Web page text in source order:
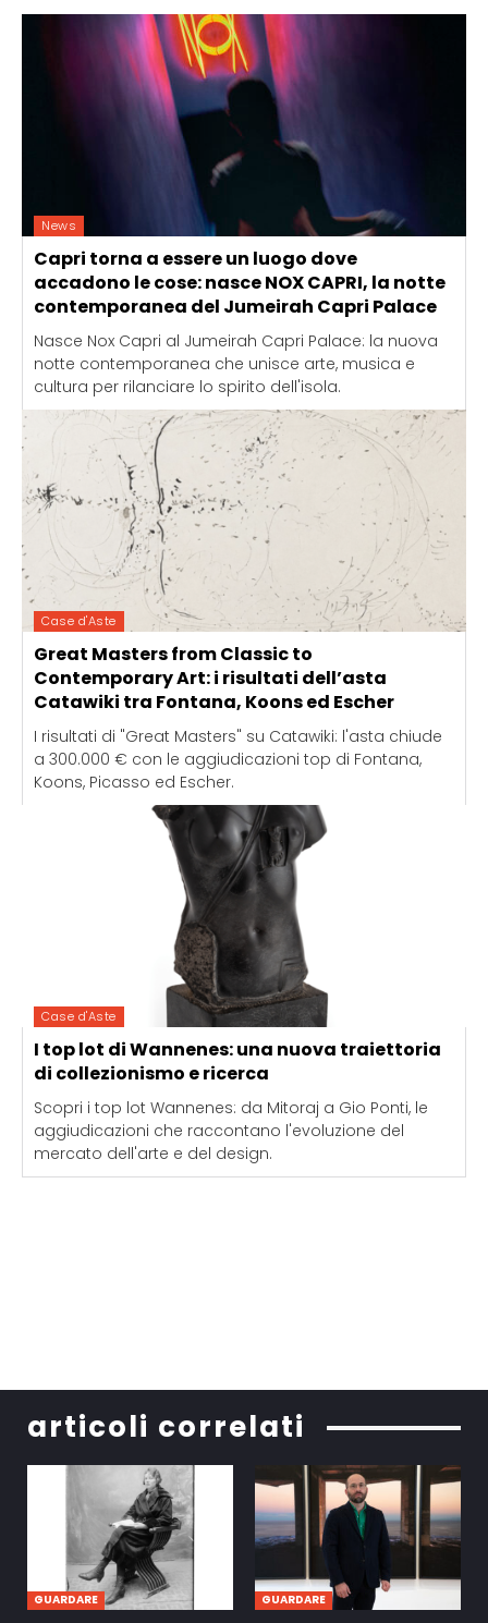
News
Capri torna a essere un luogo dove
accadono le cose: nasce NOX CAPRI, la notte
contemporanea del Jumeirah Capri Palace
Nasce Nox Capri al Jumeirah Capri Palace: la nuova
notte contemporanea che unisce arte, musica e
cultura per rilanciare lo spirito dell'isola.
Case d'Aste
Great Masters from Classic to
Contemporary Art: i risultati dell’asta
Catawiki tra Fontana, Koons ed Escher
I risultati di "Great Masters" su Catawiki: l'asta chiude
a 300.000 € con le aggiudicazioni top di Fontana,
Koons, Picasso ed Escher.
Case d'Aste
I top lot di Wannenes: una nuova traiettoria
di collezionismo e ricerca
Scopri i top lot Wannenes: da Mitoraj a Gio Ponti, le
aggiudicazioni che raccontano l'evoluzione del
mercato dell'arte e del design.
articoli correlati
GUARDARE GUARDARE